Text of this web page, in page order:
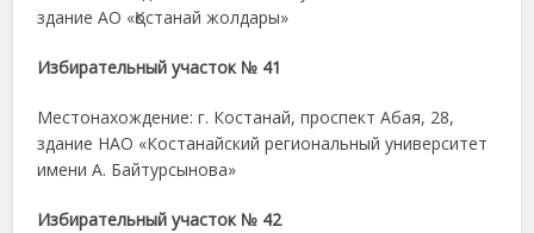
здание АО «Қостанай жолдары»
Избирательный участок № 41
Местонахождение: г. Костанай, проспект Абая, 28,
здание НАО «Костанайский региональный университет
имени А. Байтурсынова»
Избирательный участок № 42